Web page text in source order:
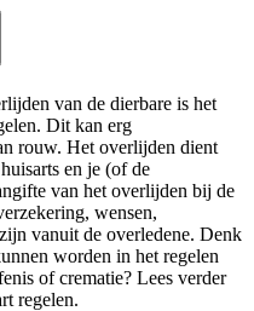
van de dierbare is het
Dit kan erg
rouw. Het overlijden dient
en je (of de
van het overlijden bij de
wensen,
vanuit de overledene. Denk
worden in het regelen
of crematie? Lees verder
regelen.